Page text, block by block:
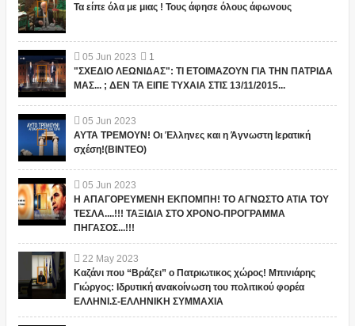
Τα είπε όλα με μιας ! Τους άφησε όλους άφωνους
05 Jun 2023
1
"ΣΧΕΔΙΟ ΛΕΩΝΙΔΑΣ": ΤΙ ΕΤΟΙΜΑΖΟΥΝ ΓΙΑ ΤΗΝ ΠΑΤΡΙΔΑ
ΜΑΣ... ; ΔΕΝ ΤΑ ΕΙΠΕ ΤΥΧΑΙΑ ΣΤΙΣ 13/11/2015...
05 Jun 2023
ΑΥΤΑ ΤΡΕΜΟΥΝ! Οι Έλληνες και η Άγνωστη Ιερατική
σχέση!(ΒΙΝΤΕΟ)
05 Jun 2023
Η ΑΠΑΓΟΡΕΥΜΕΝΗ ΕΚΠΟΜΠΗ! ΤΟ ΑΓΝΩΣΤΟ ΑΤΙΑ ΤΟΥ
ΤΕΣΛΑ....!!! ΤΑΞΙΔΙΑ ΣΤΟ ΧΡΟΝΟ-ΠΡΟΓΡΑΜΜΑ
ΠΗΓΑΣΟΣ...!!!
22 May 2023
Καζάνι που “Βράζει” ο Πατριωτικος χώρος! Μπινιάρης
Γιώργος: Ιδρυτική ανακοίνωση του πολιτικού φορέα
ΕΛΛΗΝΙ.Σ-ΕΛΛΗΝΙΚΗ ΣΥΜΜΑΧΙΑ